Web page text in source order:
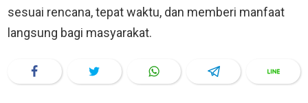
sesuai rencana, tepat waktu, dan memberi manfaat
langsung bagi masyarakat.